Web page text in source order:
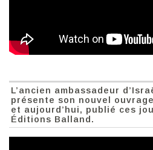
L’ancien ambassadeur
présente son nouvel
et aujourd’hui, publié ces
Éditions Balland.